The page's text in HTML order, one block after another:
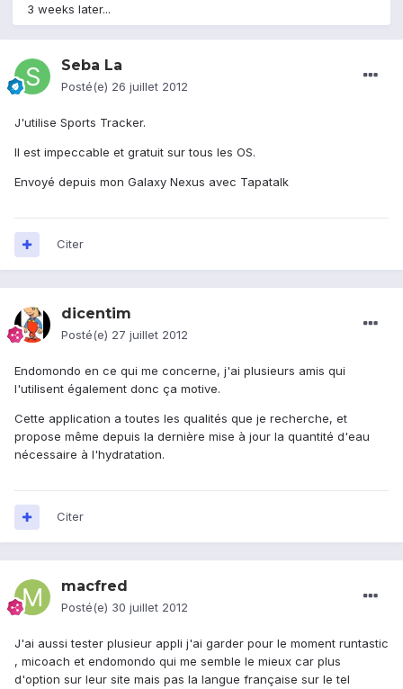
3 weeks later...
Seba La
Posté(e) 26 juillet 2012
J'utilise Sports Tracker.
Il est impeccable et gratuit sur tous les OS.
Envoyé depuis mon Galaxy Nexus avec Tapatalk
Citer
dicentim
Posté(e) 27 juillet 2012
Endomondo en ce qui me concerne, j'ai plusieurs amis qui
l'utilisent également donc ça motive.
Cette application a toutes les qualités que je recherche, et
propose même depuis la dernière mise à jour la quantité d'eau
nécessaire à l'hydratation.
Citer
macfred
Posté(e) 30 juillet 2012
J'ai aussi tester plusieur appli j'ai garder pour le moment runtastic
, micoach et endomondo qui me semble le mieux car plus
d'option sur leur site mais pas la langue française sur le tel